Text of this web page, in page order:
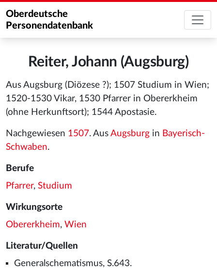
Oberdeutsche
Personendatenbank
Reiter, Johann (Augsburg)
Aus Augsburg (Diözese ?); 1507 Studium in Wien;
1520-1530 Vikar, 1530 Pfarrer in Obererkheim
(ohne Herkunftsort); 1544 Apostasie.
Nachgewiesen 1507. Aus Augsburg in Bayerisch-
Schwaben.
Berufe
Pfarrer, Studium
Wirkungsorte
Obererkheim, Wien
Literatur/Quellen
Generalschematismus, S.643.